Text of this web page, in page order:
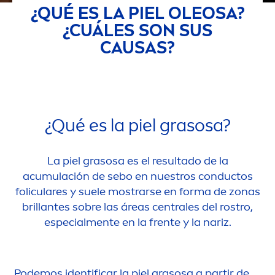
¿QUÉ ES LA PIEL OLEOSA?
¿CUÁLES SON SUS
CAUSAS?
¿Qué es la piel grasosa?
La piel grasosa es el resultado de la
acumulación de sebo en nuestros conductos
foliculares y suele mostrarse en forma de zonas
brillantes sobre las áreas centrales del rostro,
especialmente en la frente y la nariz.